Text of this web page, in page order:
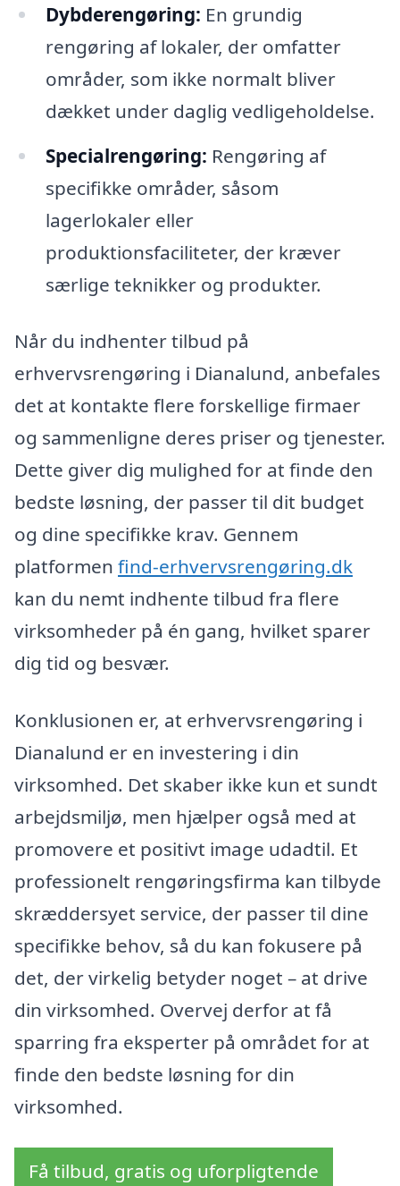
Dybderengøring: En grundig
rengøring af lokaler, der omfatter
områder, som ikke normalt bliver
dækket under daglig vedligeholdelse.
Specialrengøring: Rengøring af
specifikke områder, såsom
lagerlokaler eller
produktionsfaciliteter, der kræver
særlige teknikker og produkter.
Når du indhenter tilbud på
erhvervsrengøring i Dianalund, anbefales
det at kontakte flere forskellige firmaer
og sammenligne deres priser og tjenester.
Dette giver dig mulighed for at finde den
bedste løsning, der passer til dit budget
og dine specifikke krav. Gennem
platformen find-erhvervsrengøring.dk
kan du nemt indhente tilbud fra flere
virksomheder på én gang, hvilket sparer
dig tid og besvær.
Konklusionen er, at erhvervsrengøring i
Dianalund er en investering i din
virksomhed. Det skaber ikke kun et sundt
arbejdsmiljø, men hjælper også med at
promovere et positivt image udadtil. Et
professionelt rengøringsfirma kan tilbyde
skræddersyet service, der passer til dine
specifikke behov, så du kan fokusere på
det, der virkelig betyder noget – at drive
din virksomhed. Overvej derfor at få
sparring fra eksperter på området for at
finde den bedste løsning for din
virksomhed.
Få tilbud, gratis og uforpligtende